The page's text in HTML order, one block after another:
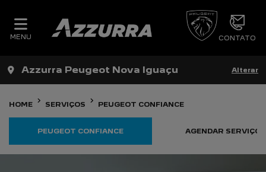
MENU CONTATO
Azzurra Peugeot Nova Iguaçu Alterar
HOME SERVIÇOS PEUGEOT CONFIANCE
AGENDAR SERVIÇOS
PEUGEOT CONFIANCE